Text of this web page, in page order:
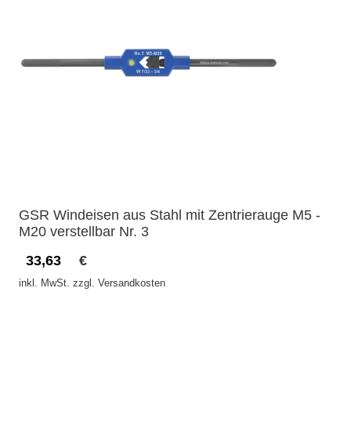
GSR Windeisen aus Stahl mit Zentrierauge M5 -
M20 verstellbar Nr. 3
33,63
€
inkl. MwSt. zzgl. Versandkosten